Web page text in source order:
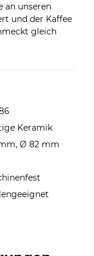
an unseren
und der Kaffee
gleich
Keramik
Ø 82 mm